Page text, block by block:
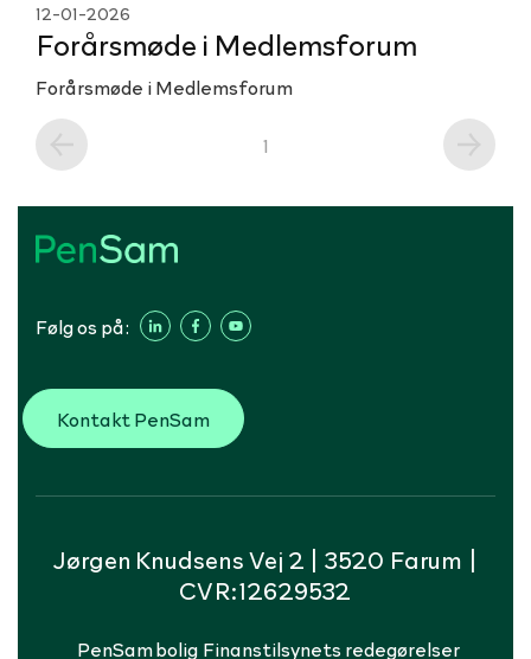
12-01-2026
Forårsmøde i Medlemsforum
Forårsmøde i Medlemsforum
1
Følg os på:
Kontakt PenSam
Jørgen Knudsens Vej 2 | 3520 Farum |
CVR:12629532
PenSam bolig Finanstilsynets redegørelser